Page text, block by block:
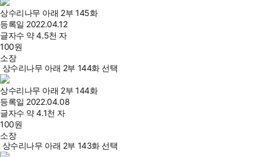
상수리나무 아래 2부 145화
등록일 2022.04.12
글자수 약 4.5천 자
100원
소장
상수리나무 아래 2부 144화 선택
상수리나무 아래 2부 144화
등록일 2022.04.08
글자수 약 4.1천 자
100원
소장
상수리나무 아래 2부 143화 선택